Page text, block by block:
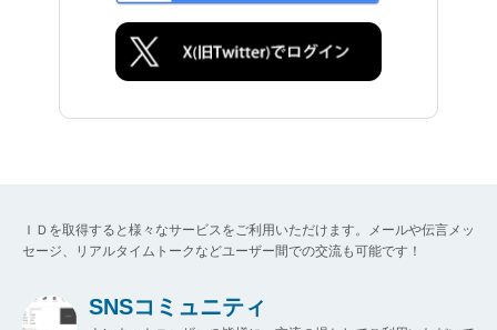
ＩＤを取得すると様々なサービスをご利用いただけます。メールや伝言メッ
セージ、リアルタイムトークなどユーザー間での交流も可能です！
SNSコミュニティ